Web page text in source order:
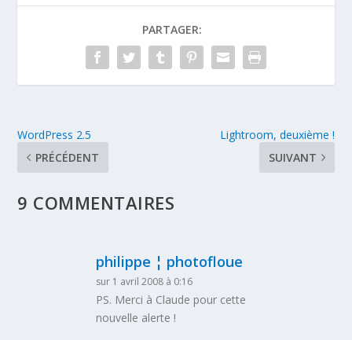
PARTAGER:
WordPress 2.5
PRÉCÉDENT
Lightroom, deuxième !
SUIVANT
9 COMMENTAIRES
philippe ¦ photofloue
sur 1 avril 2008 à 0:16
PS. Merci à Claude pour cette
nouvelle alerte !